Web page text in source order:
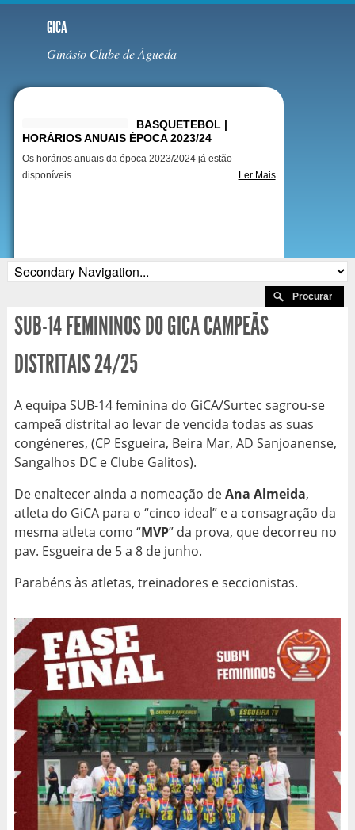
GICA
Ginásio Clube de Águeda
BASQUETEBOL |
HORÁRIOS ANUAIS ÉPOCA 2023/24
Os horários anuais da época 2023/2024 já estão
disponíveis.
Ler Mais
SUB-14 FEMININOS DO GICA CAMPEÃS
DISTRITAIS 24/25
A equipa SUB-14 feminina do GiCA/Surtec sagrou-se
campeã distrital ao levar de vencida todas as suas
congéneres, (CP Esgueira, Beira Mar, AD Sanjoanense,
Sangalhos DC e Clube Galitos).
De enaltecer ainda a nomeação deAna Almeida,
atleta do GiCA para o “cinco ideal” e a consagração da
mesma atleta como “MVP” da prova, que decorreu no
pav. Esgueira de 5 a 8 de junho.
Parabéns às atletas, treinadores e seccionistas.